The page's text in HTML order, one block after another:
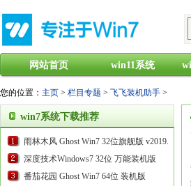
网站首页 win11系统
您的位置： 主页 > 栏目专题 > 飞飞装机助手 >
win7系统下载推荐
雨林木风 Ghost Win7 32位旗舰版 v2019.05...
深度技术Windows7 32位 万能装机版
2021.09...
番茄花园 Ghost Win7 64位 装机版